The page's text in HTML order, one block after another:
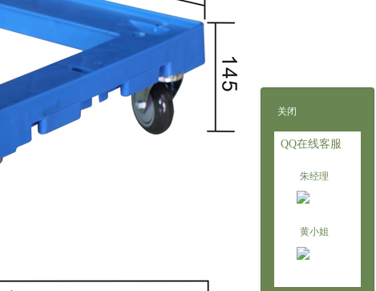
关闭
QQ在线客服
朱经理
黄小姐